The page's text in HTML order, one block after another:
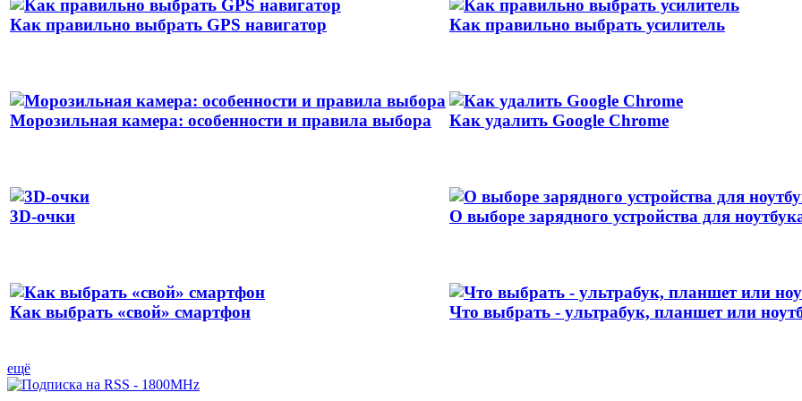
Как правильно выбрать GPS навигатор Как правильно выбрать усилитель
Морозильная камера: особенности и правила выбора Как удалить Google Chrome
3D-очки О выборе зарядного устройства для
Как выбрать «свой» смартфон Что выбрать - ультрабук, планшет или
ещё